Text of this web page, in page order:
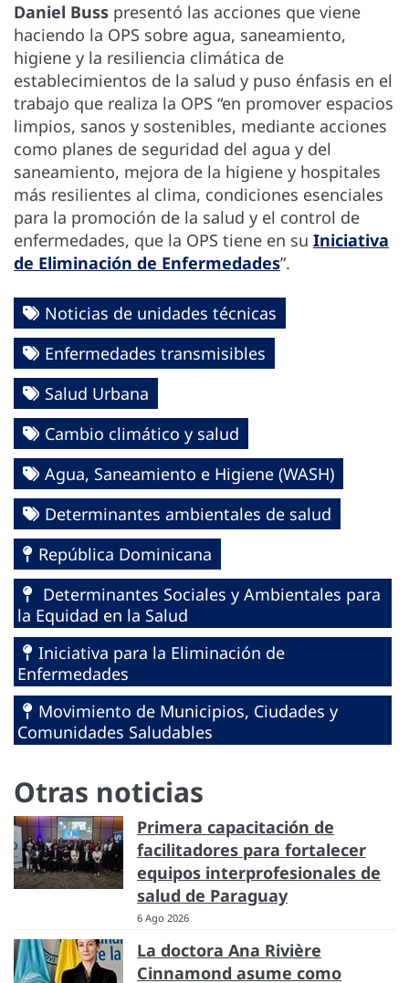
Daniel Buss presentó las acciones que viene
haciendo la OPS sobre agua, saneamiento,
higiene y la resiliencia climática de
establecimientos de la salud y puso énfasis en el
trabajo que realiza la OPS “en promover espacios
limpios, sanos y sostenibles, mediante acciones
como planes de seguridad del agua y del
saneamiento, mejora de la higiene y hospitales
más resilientes al clima, condiciones esenciales
para la promoción de la salud y el control de
enfermedades, que la OPS tiene en su Iniciativa
de Eliminación de Enfermedades”.
Noticias de unidades técnicas
Enfermedades transmisibles
Salud Urbana
Cambio climático y salud
Agua, Saneamiento e Higiene (WASH)
Determinantes ambientales de salud
República Dominicana
Determinantes Sociales y Ambientales para
la Equidad en la Salud
Iniciativa para la Eliminación de
Enfermedades
Movimiento de Municipios, Ciudades y
Comunidades Saludables
Otras noticias
Primera capacitación de
facilitadores para fortalecer
equipos interprofesionales de
salud de Paraguay
6 Ago 2026
La doctora Ana Rivière
Cinnamond asume como